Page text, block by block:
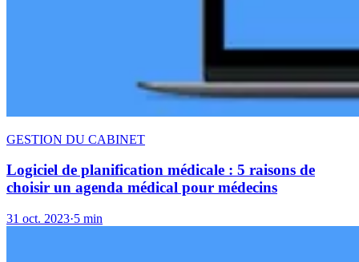
GESTION DU CABINET
Logiciel de planification médicale : 5 raisons de
choisir un agenda médical pour médecins
31 oct. 2023·5 min